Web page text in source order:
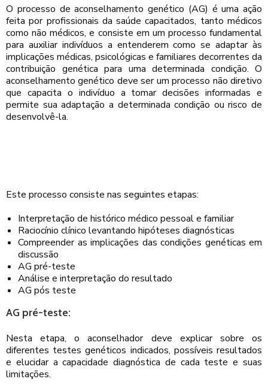
O processo de aconselhamento genético (AG) é uma ação
feita por profissionais da saúde capacitados, tanto médicos
como não médicos, e consiste em um processo fundamental
para auxiliar indivíduos a entenderem como se adaptar às
implicações médicas, psicológicas e familiares decorrentes da
contribuição genética para uma determinada condição. O
aconselhamento genético deve ser um processo não diretivo
que capacita o indivíduo a tomar decisões informadas e
permite sua adaptação a determinada condição ou risco de
desenvolvê-la.
Este processo consiste nas seguintes etapas:
Interpretação de histórico médico pessoal e familiar
Raciocínio clínico levantando hipóteses diagnósticas
Compreender as implicações das condições genéticas em
discussão
AG pré-teste
Análise e interpretação do resultado
AG pós teste
AG pré-teste:
Nesta etapa, o aconselhador deve explicar sobre os
diferentes testes genéticos indicados, possíveis resultados
e elucidar a capacidade diagnóstica de cada teste e suas
limitações.